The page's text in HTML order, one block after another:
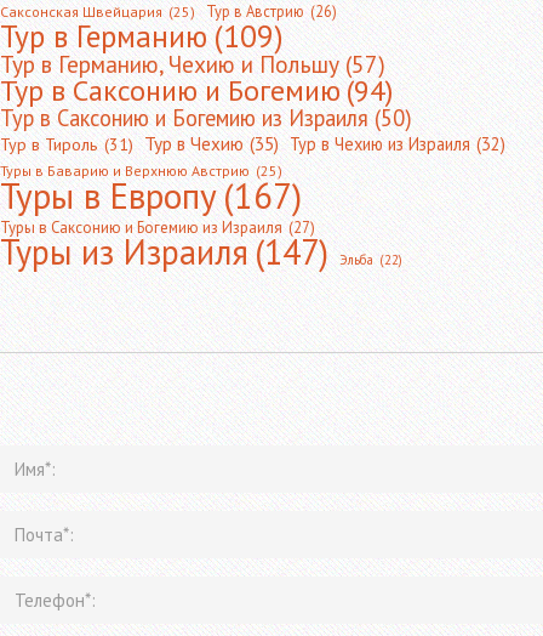
Саксонская Швейцария (25) Тур в Австрию (26)
Тур в Германию(109)
Тур в Германию, Чехию и Польшу (57)
Тур в Саксонию и Богемию(94)
Тур в Саксонию и Богемию из Израиля (50)
Тур в Тироль (31) Тур в Чехию (35) Тур в Чехию из Израиля (32)
Туры в Баварию и Верхнюю Австрию (25)
Туры в Европу(167)
Туры в Саксонию и Богемию из Израиля (27)
Туры из Израиля(147) Эльба (22)